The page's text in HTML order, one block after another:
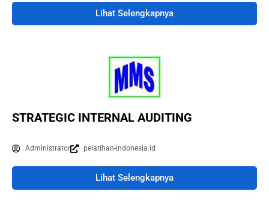
Lihat Selengkapnya
STRATEGIC INTERNAL AUDITING
Administrator pelatihan-indonesia.id
Lihat Selengkapnya